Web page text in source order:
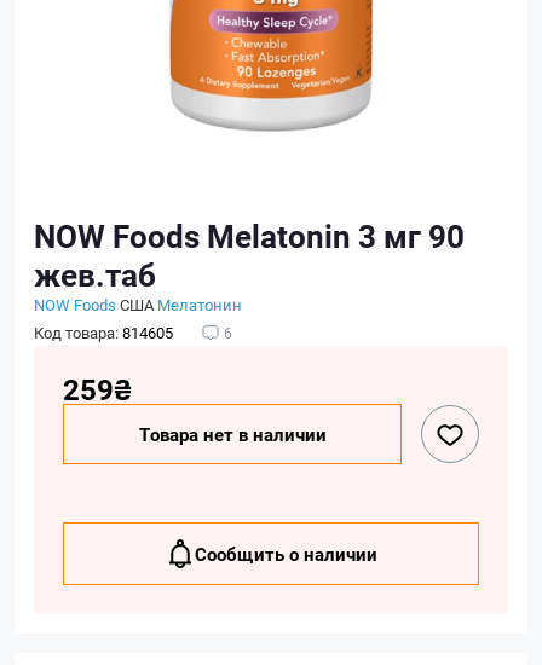
NOW Foods Melatonin 3 мг 90
жев.таб
NOW Foods США Мелатонин
Код товара:814605 6
259₴
Товара нет в наличии
Сообщить о наличии